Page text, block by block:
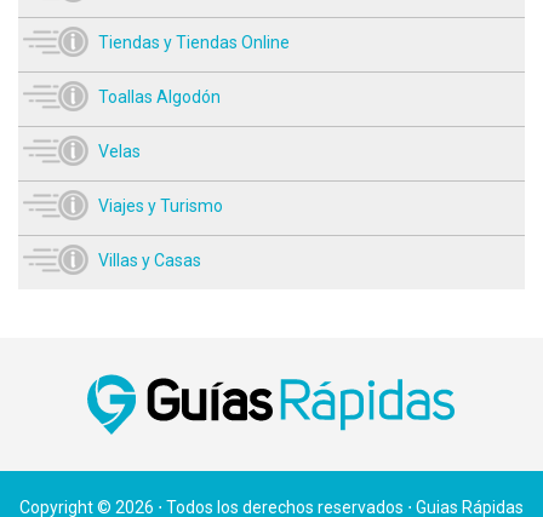
Tiendas y Tiendas Online
Toallas Algodón
Velas
Viajes y Turismo
Villas y Casas
Copyright © 2026 ⋅ Todos los derechos reservados ⋅ Guias Rápidas